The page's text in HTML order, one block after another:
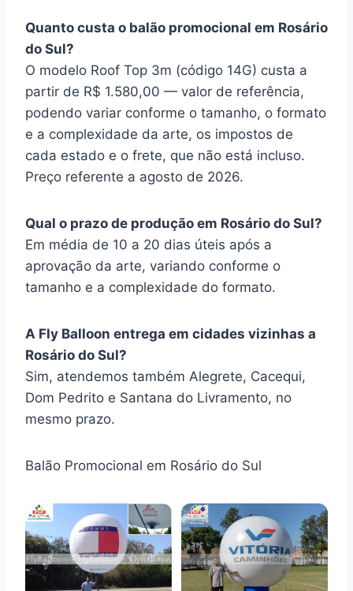
Quanto custa o balão promocional em Rosário
do Sul?
O modelo Roof Top 3m (código 14G) custa a
partir de R$ 1.580,00 — valor de referência,
podendo variar conforme o tamanho, o formato
e a complexidade da arte, os impostos de
cada estado e o frete, que não está incluso.
Preço referente a agosto de 2026.
Qual o prazo de produção em Rosário do Sul?
Em média de 10 a 20 dias úteis após a
aprovação da arte, variando conforme o
tamanho e a complexidade do formato.
A Fly Balloon entrega em cidades vizinhas a
Rosário do Sul?
Sim, atendemos também Alegrete, Cacequi,
Dom Pedrito e Santana do Livramento, no
mesmo prazo.
Balão Promocional em Rosário do Sul